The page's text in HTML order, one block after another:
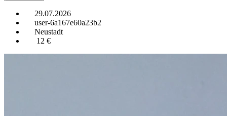
29.07.2026
user-6a167e60a23b2
Neustadt
12 €